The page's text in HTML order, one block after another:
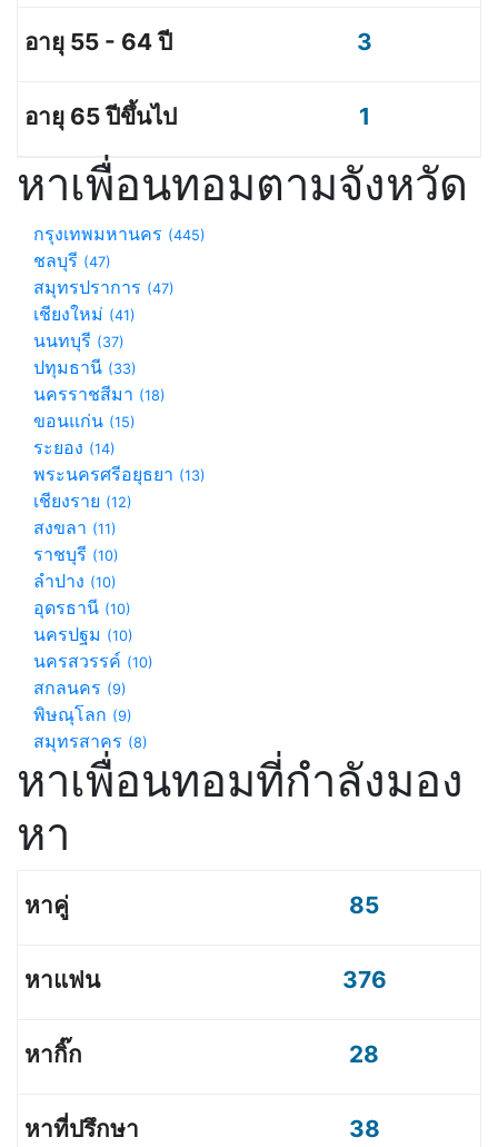
3
1
หาเพื่อนทอมตามจังหวัด
กรุงเทพมหานคร (445)
ชลบุรี (47)
สมุทรปราการ (47)
เชียงใหม่ (41)
นนทบุรี (37)
ปทุมธานี (33)
นครราชสีมา (18)
ขอนแก่น (15)
ระยอง (14)
พระนครศรีอยุธยา (13)
เชียงราย (12)
สงขลา (11)
ราชบุรี (10)
ลำปาง (10)
อุดรธานี (10)
นครปฐม (10)
นครสวรรค์ (10)
สกลนคร (9)
พิษณุโลก (9)
สมุทรสาคร (8)
หาเพื่อนทอมที่กำลังมอง
หา
85
376
28
38